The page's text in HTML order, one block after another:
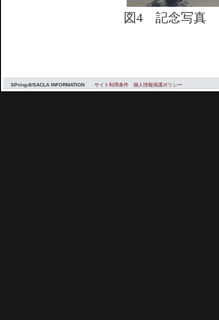
図4 記念写真
SPring-8/SACLA INFORMATION サイト利用条件 個人情報保護ポリシー